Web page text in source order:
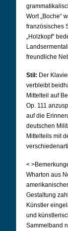
Wort „Boche“
französisches
„Holzkopf“
freundliche
Stil: Der
verbleibt
Mittelteil auf
Op. 111
auf die
deutschen
Mittelteils mit
<
Wharton aus
Gestaltung
Künstler
und
Sammelband